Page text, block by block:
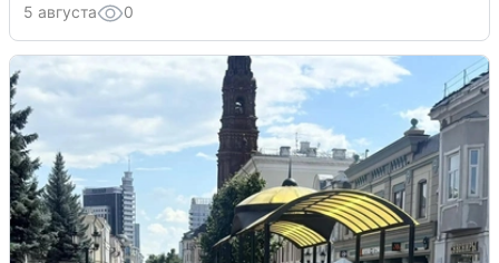
5 августа 0